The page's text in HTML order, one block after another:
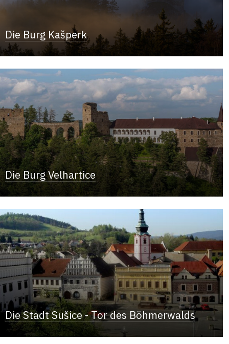
Die Burg Kašperk
Die Burg Velhartice
Die Stadt Sušice - Tor des Böhmerwalds